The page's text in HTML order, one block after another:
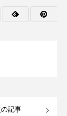
の記事